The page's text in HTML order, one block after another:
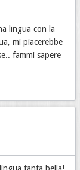
lingua con la
mi piacerebbe
fammi sapere